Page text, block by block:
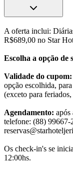
A oferta inclui:
R$689,00 no Star
Escolha a opção de
Validade do cupom:
opção escolhida,
(exceto para
Agendamento: após
telefone: (88)
Os check-in's se
12:00hs.